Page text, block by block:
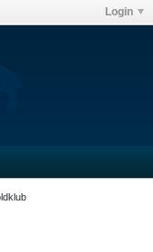
Login